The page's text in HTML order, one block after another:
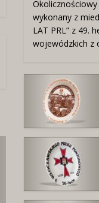
wykonany z
LAT PRL” z 49.
wojewódzkich z